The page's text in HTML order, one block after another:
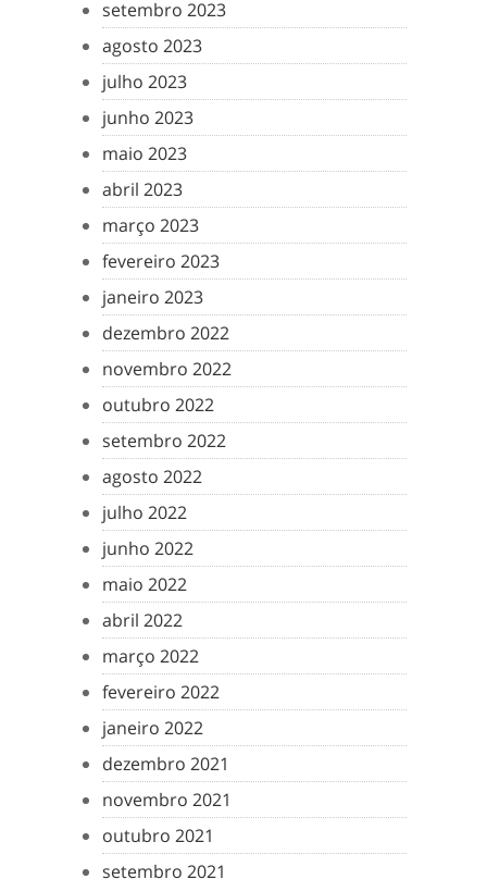
setembro 2023
agosto 2023
julho 2023
junho 2023
maio 2023
abril 2023
março 2023
fevereiro 2023
janeiro 2023
dezembro 2022
novembro 2022
outubro 2022
setembro 2022
agosto 2022
julho 2022
junho 2022
maio 2022
abril 2022
março 2022
fevereiro 2022
janeiro 2022
dezembro 2021
novembro 2021
outubro 2021
setembro 2021